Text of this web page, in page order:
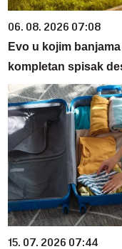
06. 08. 2026 07:08
Evo u kojim
kompletan spisak
15. 07. 2026 07:44